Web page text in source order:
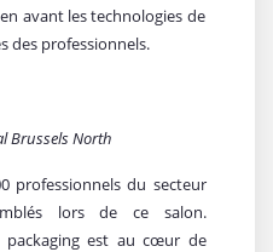
avant les technologies de
des professionnels.
Brussels North
professionnels du secteur
lors de ce salon.
packaging est au cœur de